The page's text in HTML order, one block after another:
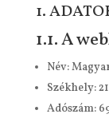
1.
1.1. A
Név:
Székhely:
Adószám: